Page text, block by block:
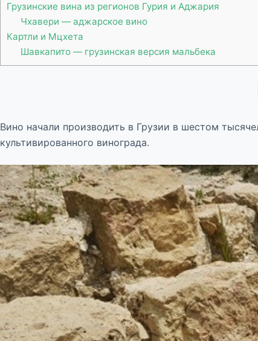
Грузинские вина из регионов Гурия и Аджария
Чхавери — аджарское вино
Картли и Мцхета
Шавкапито — грузинская версия мальбека
Вино начали производить в Грузии в шестом
культивированного винограда.